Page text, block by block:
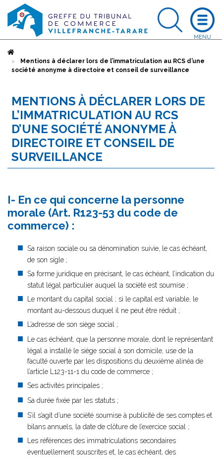
Mentions à déclarer lors de l’immatriculation au RCS d’une
société anonyme à directoire et conseil de surveillance
MENTIONS À DÉCLARER LORS DE
L’IMMATRICULATION AU RCS
D’UNE SOCIÉTÉ ANONYME À
DIRECTOIRE ET CONSEIL DE
SURVEILLANCE
I- En ce qui concerne la personne
morale (Art. R123-53 du code de
commerce) :
Sa raison sociale ou sa dénomination suivie, le cas échéant,
de son sigle ;
Sa forme juridique en précisant, le cas échéant, l’indication du
statut légal particulier auquel la société est soumise ;
Le montant du capital social ; si le capital est variable, le
montant au-dessous duquel il ne peut être réduit ;
L’adresse de son siège social ;
Le cas échéant, que la personne morale, dont le représentant
légal a installé le siège social à son domicile, use de la
faculté ouverte par les dispositions du deuxième alinéa de
l’article L123-11-1 du code de commerce ;
Ses activités principales ;
Sa durée fixée par les statuts ;
S’il s’agit d’une société soumise à publicité de ses comptes et
bilans annuels, la date de clôture de l’exercice social ;
Les références des immatriculations secondaires
éventuellement souscrites et, le cas échéant, des